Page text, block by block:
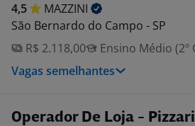
4,5
MAZZINI
São Bernardo do Campo - SP
R$ 2.118,00
Ensino Médio (2º
Vagas semelhantes
Operador De Loja -